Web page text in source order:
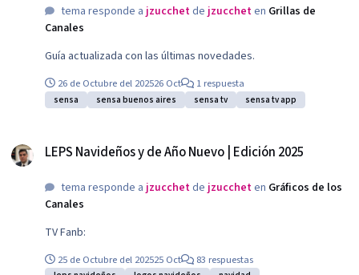
tema responde ajzucchetdejzuccheten Grillas de
Canales
Guía actualizada con las últimas novedades.
26 de Octubre del 202526 Oct 1 respuesta
sensa sensa buenos aires sensa tv sensa tv app
LEPS Navideños y de Año Nuevo | Edición 2025
tema responde a jzucchetde jzuccheten Gráficos de los
Canales
TV Fanb:
25 de Octubre del 202525 Oct 83 respuestas